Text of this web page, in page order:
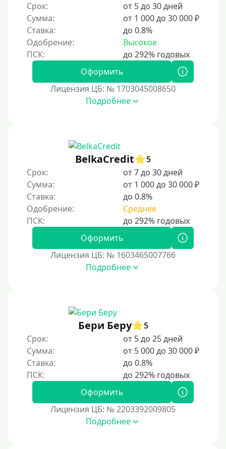
5 лет
Краткосрочные
Долгосрочные
Принятие решения
За 1 минуту
За 15 минут
За час
Срочные
Моментальные онлайн
В день обращения
С 19 лет
С 20 лет
С 21 года
С 22 лет
С 23 лет
Срок:
от 5 до 30 дней
Сумма:
от 1 000 до 30 000 ₽
Ставка:
до 0.8%
Одобрение:
Высокое
Оформить
Лицензия ЦБ: № 1703045008650
Подробнее
BelkaCredit
5
Срок:
от 7 до 30 дней
Сумма:
от 1 000 до 30 000 ₽
Ставка:
до 0.8%
Одобрение:
Среднее
Оформить
Лицензия ЦБ: № 1603465007766
Подробнее
Бери Беру
5
Срок:
от 5 до 25 дней
Сумма:
от 5 000 до 30 000 ₽
Ставка:
до 0.8%
Оформить
Лицензия ЦБ: № 2203392009805
Подробнее